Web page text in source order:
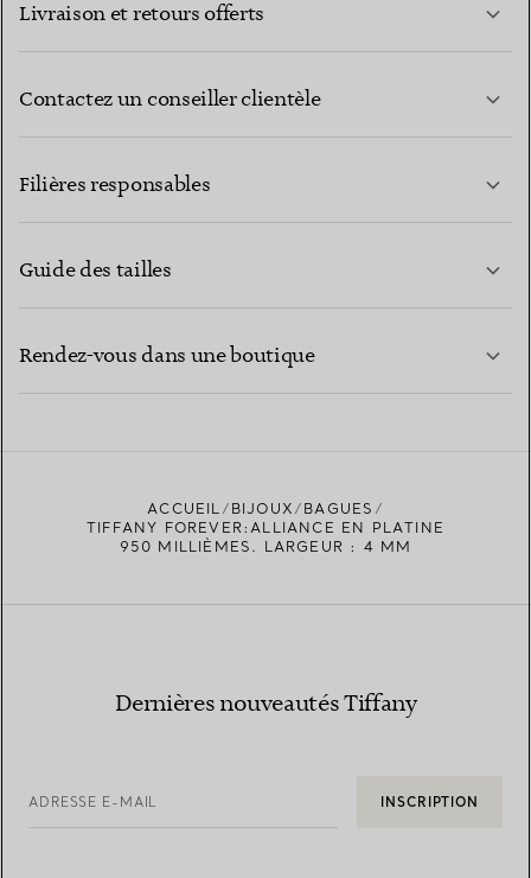
Livraison et retours offerts
Contactez un conseiller clientèle
Filières responsables
Guide des tailles
Rendez-vous dans une boutique
TROUVEZ LA BOUTIQUE LA PLUS PROCHE
ACCUEIL BIJOUX
BAGUES
TIFFANY FOREVER:ALLIANCE EN PLATINE
950 MILLIÈMES. LARGEUR : 4 MM
Dernières nouveautés Tiffany
ADRESSE E-MAIL INSCRIPTION